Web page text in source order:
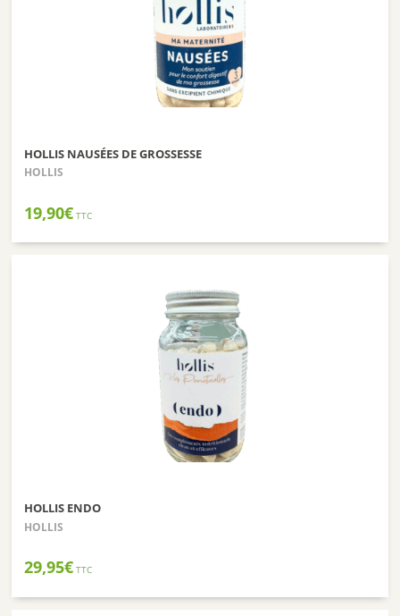
HOLLIS NAUSÉES DE GROSSESSE
HOLLIS
19,90€ TTC
HOLLIS ENDO
HOLLIS
29,95€ TTC